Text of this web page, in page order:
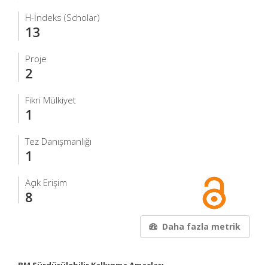
H-İndeks (Scholar)
13
Proje
2
Fikri Mülkiyet
1
Tez Danışmanlığı
1
Açık Erişim
8
Daha fazla metrik